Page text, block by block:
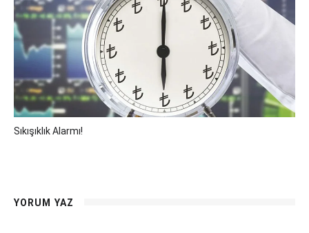
Sıkışıklık Alarmı!
YORUM YAZ